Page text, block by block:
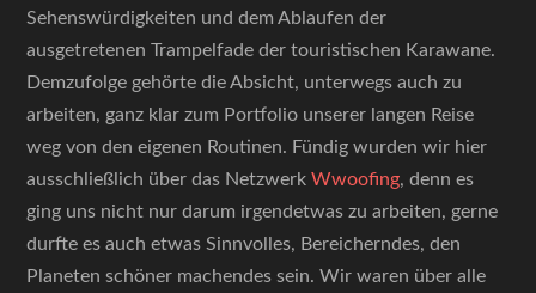
Sehenswürdigkeiten und dem Ablaufen der
ausgetretenen Trampelfade der touristischen Karawane.
Demzufolge gehörte die Absicht, unterwegs auch zu
arbeiten, ganz klar zum Portfolio unserer langen Reise
weg von den eigenen Routinen. Fündig wurden wir hier
ausschließlich über das NetzwerkWwoofing, denn es
ging uns nicht nur darum irgendetwas zu arbeiten, gerne
durfte es auch etwas Sinnvolles, Bereicherndes, den
Planeten schöner machendes sein. Wir waren über alle